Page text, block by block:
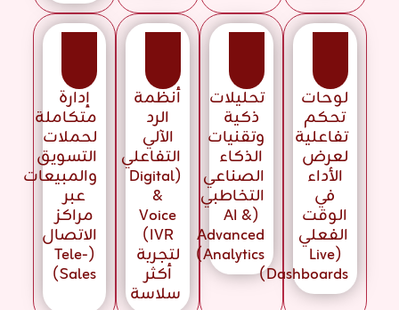
إدارة
متكاملة
لحملات
التسويق
والمبيعات
عبر
مراكز
الاتصال
(Tele-
Sales)
أنظمة
الرد
الآلي
التفاعلي
(Digital
&
Voice
IVR)
لتجربة
أكثر
سلاسة
تحليلات
ذكية
وتقنيات
الذكاء
الصناعي
التخاطبي
(AI &
Advanced
Analytics)
لوحات
تحكم
تفاعلية
لعرض
الأداء
في
الوقت
الفعلي
(Live
Dashboards)